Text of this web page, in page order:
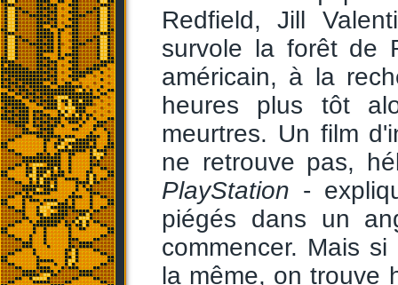
Redfield, Jill
survole la forêt de
américain, à la
heures plus tôt
meurtres. Un film
ne retrouve pas,
PlayStation -
piégés dans un
commencer. Mais
la même, on trouve